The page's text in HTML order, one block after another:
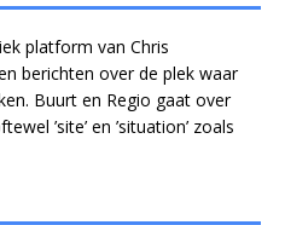
platform van Chris
berichten over de plek waar
Buurt en Regio gaat over
’site’ en ’situation’ zoals